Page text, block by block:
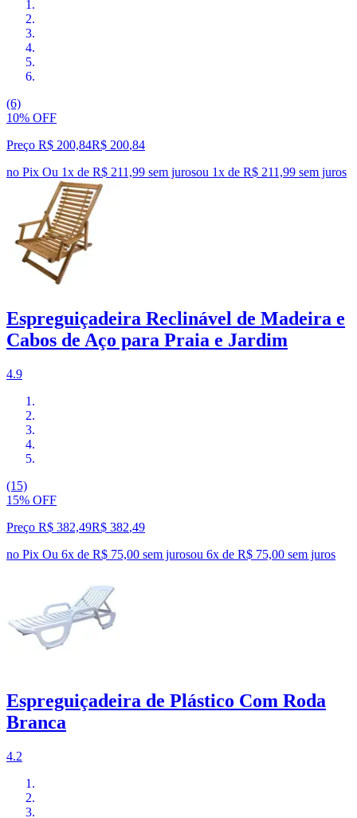
(6)
10% OFF
Preço R$ 200,84R$ 200,84
no Pix Ou 1x de R$ 211,99 sem jurosou 1x de R$ 211,99 sem juros
Espreguiçadeira Reclinável de Madeira e
Cabos de Aço para Praia e Jardim
4.9
(15)
15% OFF
Preço R$ 382,49R$ 382,49
no Pix Ou 6x de R$ 75,00 sem jurosou 6x de R$ 75,00 sem juros
Espreguiçadeira de Plástico Com Roda
Branca
4.2